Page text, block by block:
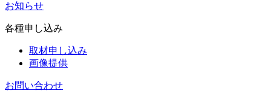
お知らせ
各種申し込み
取材申し込み
画像提供
お問い合わせ